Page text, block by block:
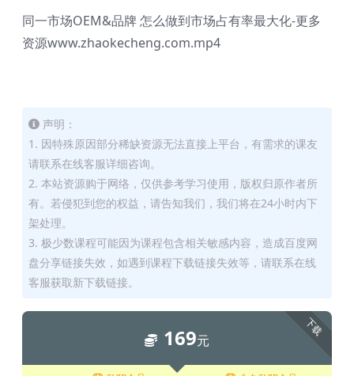
同一市场OEM&品牌 怎么做到市场占有率最大化-更多
资源www.zhaokecheng.com.mp4
声明：
1. 因特殊原因部分稀缺资源无法直接上平台，有需求的课友
请联系在线客服详细咨询。
2. 本站资源购于网络，仅供参考学习使用，版权归原作者所
有。若侵犯到您的权益，请告知我们，我们将在24小时内下
架处理。
3. 极少数课程可能因为课程包含相关敏感内容，造成百度网
盘分享链接失效，如遇到课程下载链接失效等，请联系在线
客服获取新下载链接。
下载
169元